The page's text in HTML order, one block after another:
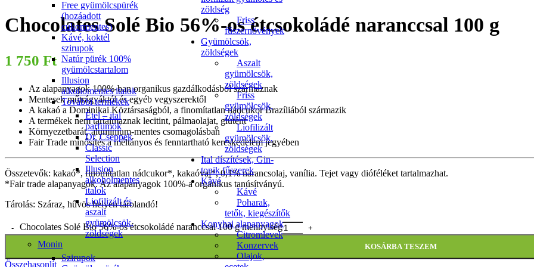
zöldség
Friss
fűszernövények
Gyümölcsök,
zöldségek
Aszalt
gyümölcsök,
zöldségek
Friss
gyümölcsök,
zöldségek
Liofilizált
gyümölcsök,
zöldségek
Ital díszítések, Gin-
tonik fűszerek
Kávé
Kávé
Poharak,
tetők, kiegészítők
Konyhai alapanyagok
Citromlevek
Konzervek
Olajok,
Free gyümölcspürék
(hozáadott
cukormentes)
Kávé, koktél
szirupok
Natúr pürék 100%
gyümölcstartalom
Illusion
alkohomentes italok
További termékek
Étel – ital
parfümök
Dr. Cseppek
Classic
Selection
Illusion
alkoholmentes
italok
Liofilizált és
aszalt
gyümölcsök,
zöldségek
Monin
Szirupok
Chocolates Solé Bio 56%-os étcsokoládé naranccsal 100 g
1 750 Ft
Az alapanyagok 100%-ban organikus gazdálkodásból származnak
Mentesek műtrágyáktól és egyéb vegyszerektől
A kakaó a Dominikai Köztársaságból, a finomítatlan nádcukor Brazíliából származik
A termékek nem tartalmaznak lecitint, pálmaolajat, glutént
Környezetbarát, alumínium-mentes csomagolásban
Fair Trade minősítés a méltányos és fenntartható kereskedelem jegyében
Összetevők: kakaó*, finomítatlan nádcukor*, kakaóvaj*, 0,1% narancsolaj, vanília. Tejet vagy dióféléket tartalmazhat.
*Fair trade alapanyagok. Az alapanyagok 100%-a organikus tanúsítványú.
Tárolás: Száraz, hűvös helyen tárolandó!
Chocolates Solé Bio 56%-os étcsokoládé naranccsal 100 g mennyiség
KOSÁRBA TESZEM
Összehasonlít